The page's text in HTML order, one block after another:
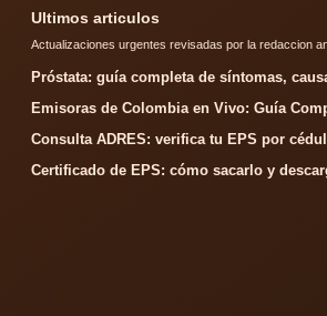
Ultimos articulos
Actualizaciones urgentes revisadas por la redaccion
Próstata: guía completa de síntomas,
Emisoras de Colombia en Vivo: Guía
Consulta ADRES: verifica tu EPS por
Certificado de EPS: cómo sacarlo y